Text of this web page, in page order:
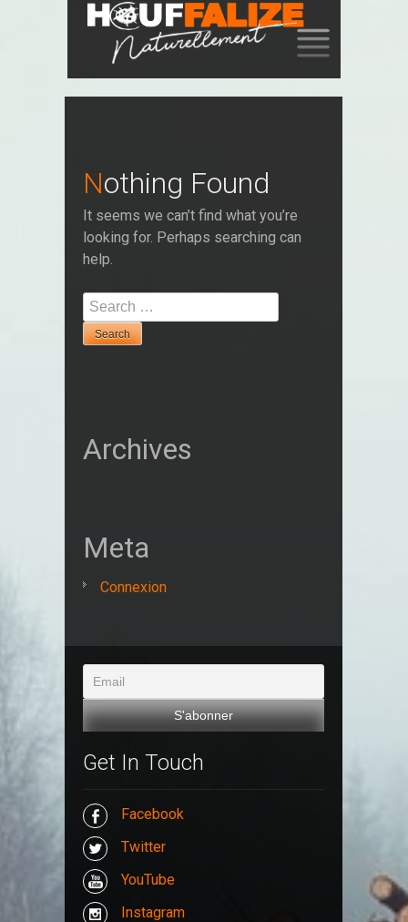
Nothing Found
It seems we can’t find what you’re
looking for. Perhaps searching can
help.
Search
for:
Archives
Meta
Connexion
Get In Touch
Facebook
Twitter
YouTube
Instagram